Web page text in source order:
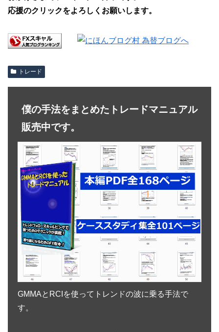
応援のクリックをよろしくお願いします。
トレード
僕の手法をまとめたトレードマニュアル
販売中です。
GMMAとRCIを使ってトレンドの波に乗る手法で
す。